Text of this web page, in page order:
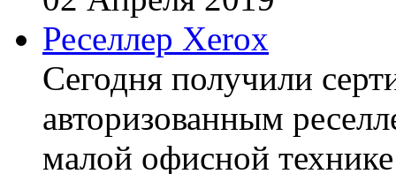
Реселлер Xerox
Сегодня получили
авторизованным
малой офисной